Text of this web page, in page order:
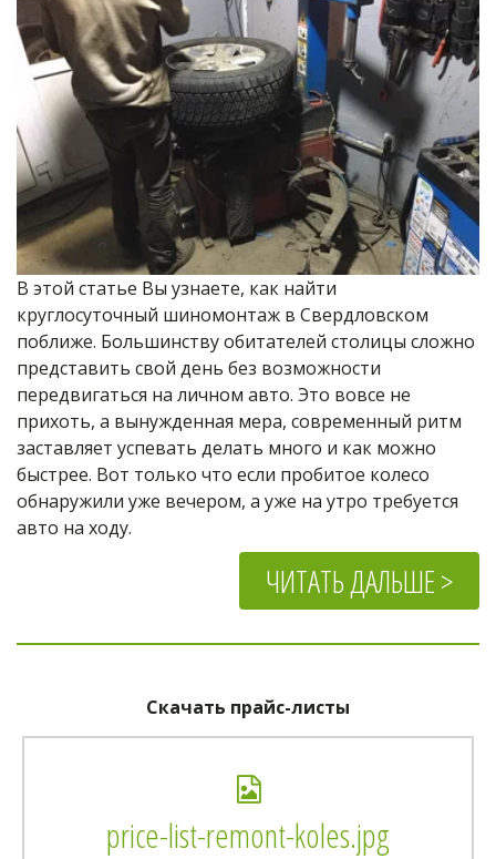
В этой статье Вы узнаете, как найти
круглосуточный шиномонтаж в Свердловском
поближе. Большинству обитателей столицы сложно
представить свой день без возможности
передвигаться на личном авто. Это вовсе не
прихоть, а вынужденная мера, современный ритм
заставляет успевать делать много и как можно
быстрее. Вот только что если пробитое колесо
обнаружили уже вечером, а уже на утро требуется
авто на ходу.
ЧИТАТЬ ДАЛЬШЕ >
Скачать прайс-листы
price-list-remont-koles.jpg